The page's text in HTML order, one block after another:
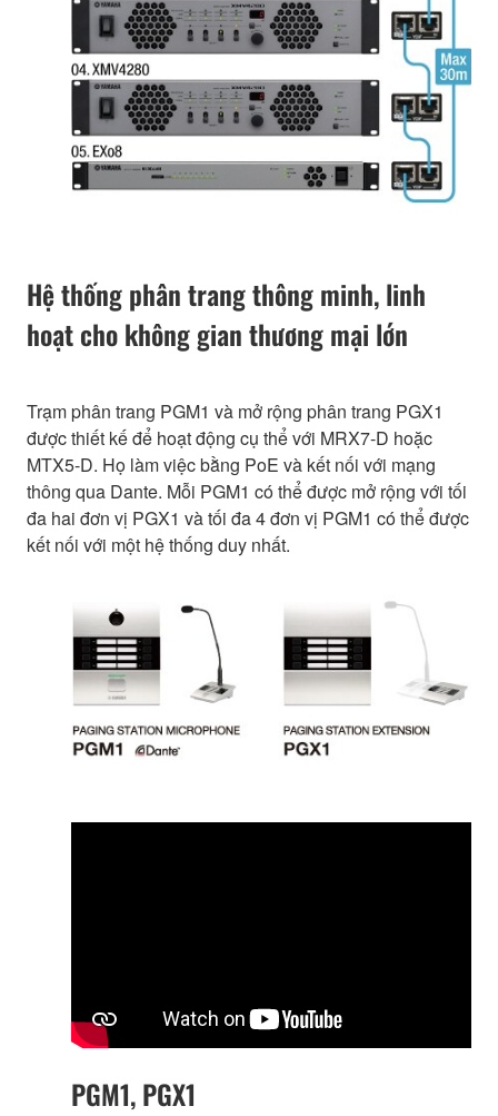
Hệ thống phân trang thông minh, linh
hoạt cho không gian thương mại lớn
Trạm phân trang PGM1 và mở rộng phân trang PGX1
được thiết kế để hoạt động cụ thể với MRX7-D hoặc
MTX5-D. Họ làm việc bằng PoE và kết nối với mạng
thông qua Dante. Mỗi PGM1 có thể được mở rộng với tối
đa hai đơn vị PGX1 và tối đa 4 đơn vị PGM1 có thể được
kết nối với một hệ thống duy nhất.
PGM1, PGX1